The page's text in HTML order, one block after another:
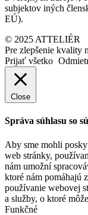
subjektov iných
EÚ).
© 2025 ATTELIÉR
Pre zlepšenie kvality
Prijať všetko
Close
Správa súhlasu so
Aby sme mohli
web stránky,
nám umožní
ktoré nám pomáhajú
používanie webovej
a služby, o ktoré
Funkčné